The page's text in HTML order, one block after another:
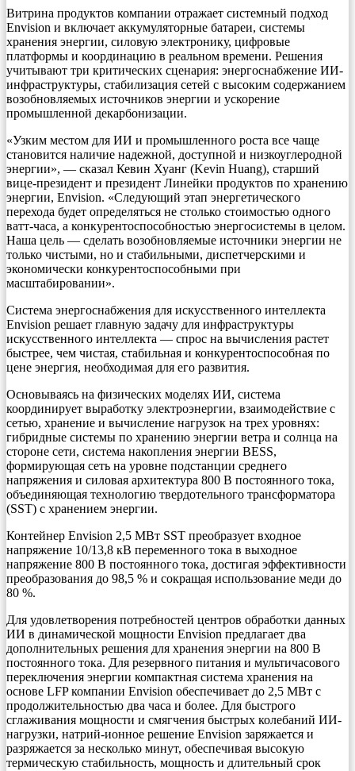
Витрина продуктов компании отражает системный подход
Envision и включает аккумуляторные батареи, системы
хранения энергии, силовую электронику, цифровые
платформы и координацию в реальном времени. Решения
учитывают три критических сценария: энергоснабжение ИИ-
инфраструктуры, стабилизация сетей с высоким содержанием
возобновляемых источников энергии и ускорение
промышленной декарбонизации.
«Узким местом для ИИ и промышленного роста все чаще
становится наличие надежной, доступной и низкоуглеродной
энергии», — сказал Кевин Хуанг (Kevin Huang), старший
вице-президент и президент Линейки продуктов по хранению
энергии, Envision. «Следующий этап энергетического
перехода будет определяться не столько стоимостью одного
ватт-часа, а конкурентоспособностью энергосистемы в целом.
Наша цель — сделать возобновляемые источники энергии не
только чистыми, но и стабильными, диспетчерскими и
экономически конкурентоспособными при
масштабировании».
Система энергоснабжения для искусственного интеллекта
Envision решает главную задачу для инфраструктуры
искусственного интеллекта — спрос на вычисления растет
быстрее, чем чистая, стабильная и конкурентоспособная по
цене энергия, необходимая для его развития.
Основываясь на физических моделях ИИ, система
координирует выработку электроэнергии, взаимодействие с
сетью, хранение и вычисление нагрузок на трех уровнях:
гибридные системы по хранению энергии ветра и солнца на
стороне сети, система накопления энергии BESS,
формирующая сеть на уровне подстанции среднего
напряжения и силовая архитектура 800 В постоянного тока,
объединяющая технологию твердотельного трансформатора
(SST) с хранением энергии.
Контейнер Envision 2,5 МВт SST преобразует входное
напряжение 10/13,8 кВ переменного тока в выходное
напряжение 800 В постоянного тока, достигая эффективности
преобразования до 98,5 % и сокращая использование меди до
80 %.
Для удовлетворения потребностей центров обработки данных
ИИ в динамической мощности Envision предлагает два
дополнительных решения для хранения энергии на 800 В
постоянного тока. Для резервного питания и мультичасового
переключения энергии компактная система хранения на
основе LFP компании Envision обеспечивает до 2,5 МВт с
продолжительностью два часа и более. Для быстрого
сглаживания мощности и смягчения быстрых колебаний ИИ-
нагрузки, натрий-ионное решение Envision заряжается и
разряжается за несколько минут, обеспечивая высокую
термическую стабильность, мощность и длительный срок